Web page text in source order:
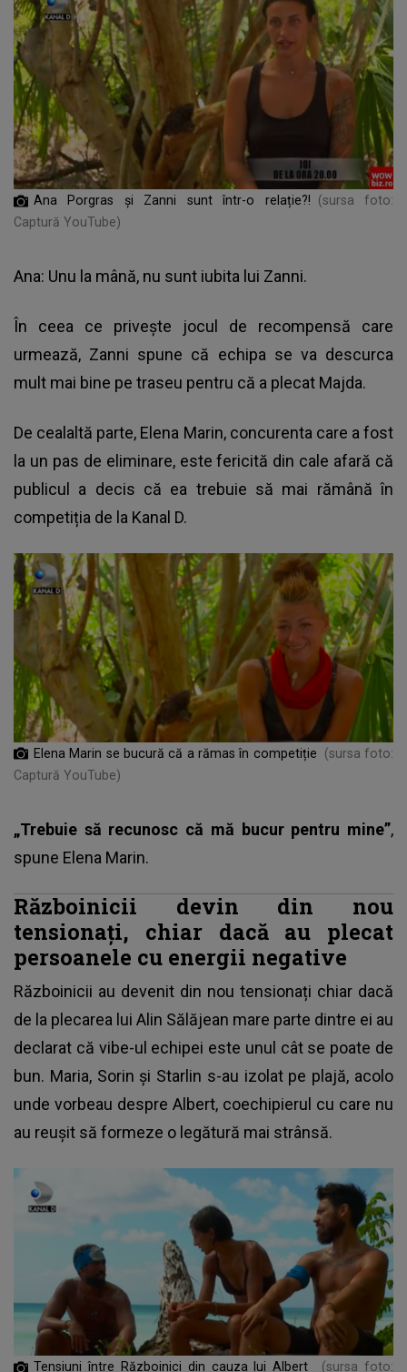
Ana Porgras și Zanni sunt într-o relație?!
(sursa foto:
Captură YouTube)
Ana: Unu la mână, nu sunt iubita lui Zanni.
În ceea ce privește jocul de recompensă care
urmează, Zanni spune că echipa se va descurca
mult mai bine pe traseu pentru că a plecat Majda.
De cealaltă parte, Elena Marin, concurenta care a fost
la un pas de eliminare, este fericită din cale afară că
publicul a decis că ea trebuie să mai rămână în
competiția de la Kanal D.
Elena Marin se bucură că a rămas în competiție
(sursa foto:
Captură YouTube)
„Trebuie să recunosc că mă bucur pentru mine”,
spune Elena Marin.
Războinicii devin din nou
tensionați, chiar dacă au plecat
persoanele cu energii negative
Războinicii au devenit din nou tensionați chiar dacă
de la plecarea lui Alin Sălăjean mare parte dintre ei au
declarat că vibe-ul echipei este unul cât se poate de
bun. Maria, Sorin și Starlin s-au izolat pe plajă, acolo
unde vorbeau despre Albert, coechipierul cu care nu
au reușit să formeze o legătură mai strânsă.
Tensiuni între Războinici din cauza lui Albert (sursa foto: